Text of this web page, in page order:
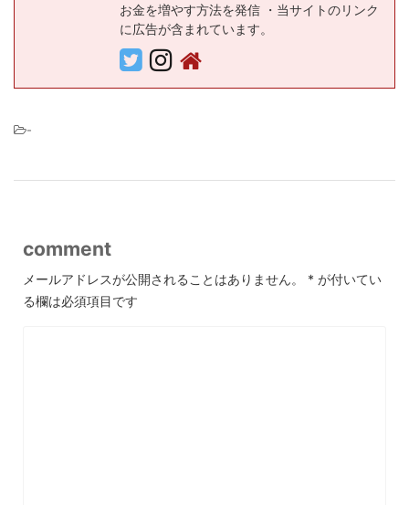
お金を増やす方法を発信 ・当サイトのリンク
に広告が含まれています。
-
comment
メールアドレスが公開されることはありません。 * が付いてい
る欄は必須項目です